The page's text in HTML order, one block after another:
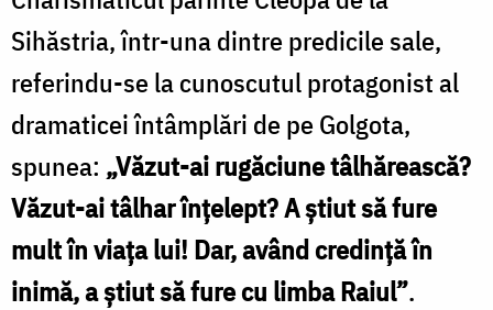
Sihăstria, într-una dintre predicile sale,
referindu-se la cunoscutul protagonist al
dramaticei întâmplări de pe Golgota,
spunea: „Văzut-ai rugăciune tâlhărească?
Văzut-ai tâlhar înţelept? A ştiut să fure
mult în viaţa lui! Dar, având credinţă în
inimă, a ştiut să fure cu limba Raiul”.